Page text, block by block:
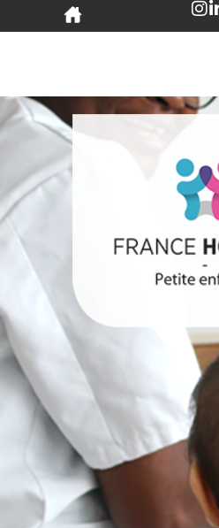
Panneau de gestion des cookies